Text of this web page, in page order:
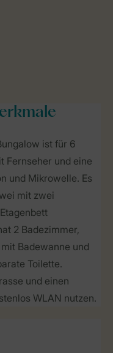
ist für 6
Fernseher und eine
und Mikrowelle. Es
mit zwei
2 Badezimmer,
Badewanne und
Toilette.
und einen
WLAN nutzen.